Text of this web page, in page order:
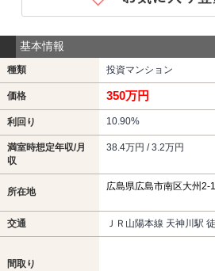
基本情報
種類 投資マンション
価格 350万円
利回り 10.90%
満室時想定年収/月
収
38.4万円 / 3.2万円
所在地 広島県広島市南区大州2-
交通 ＪＲ山陽本線 天神川駅
間取り